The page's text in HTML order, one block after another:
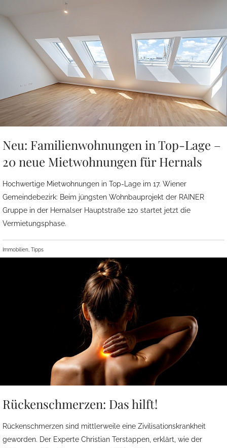
Neu: Familienwohnungen in Top-Lage –
20 neue Mietwohnungen für Hernals
Hochwertige Mietwohnungen in Top-Lage im 17. Wiener
Gemeindebezirk: Beim jüngsten Wohnbauprojekt der RAINER
Gruppe in der Hernalser Hauptstraße 120 startet jetzt die
Vermietungsphase.
Immobilien, Tipps
Rückenschmerzen: Das hilft!
Rückenschmerzen sind mittlerweile eine Zivilisationskrankheit
geworden. Der Experte Christian Terstappen, erklärt, wie der